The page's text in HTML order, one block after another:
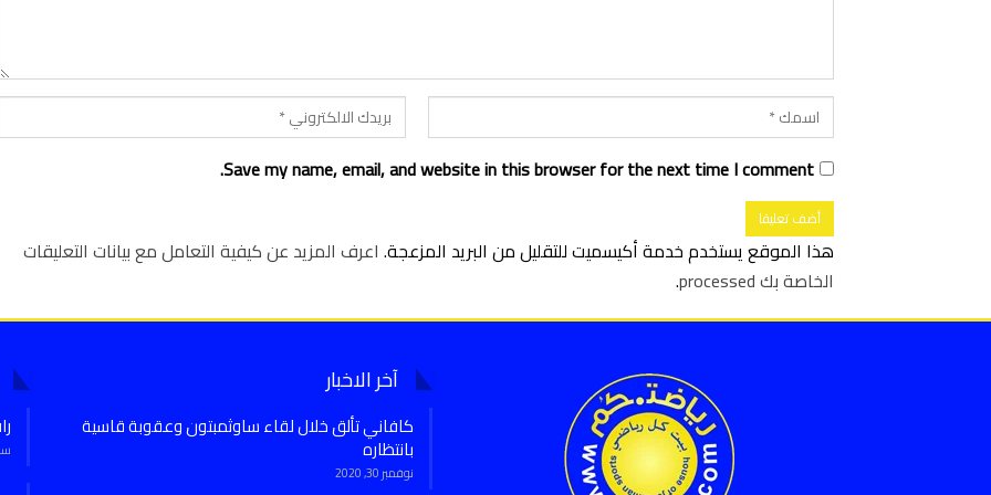
Save my name, email, and website in this browser for the next time I comment.
هذا الموقع يستخدم خدمة أكيسميت للتقليل من البريد المزعجة. اعرف المزيد عن كيفية التعامل مع بيانات التعليقات
الخاصة بك processed
.
آخر الاخبار
كافاني تألق خلال لقاء ساوثمبتون وعقوبة قاسية
بانتظاره
نوفمبر 30, 2020